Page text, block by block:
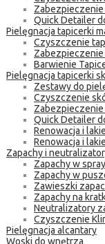
Quick Detailer
Pielęgnacja tapicerki
Czyszczenie
Barwienie
Pielęgnacja tapicerki
Zestawy do
Czyszczenie
Quick Detailer
Renowacja i
Renowacja i
Zapachy i
Zapachy w
Zapachy w
Zawieszki
Zapachy na
Neutralizatory
Czyszczenie
Pielęgnacja alcantary
Woski do wnętrza